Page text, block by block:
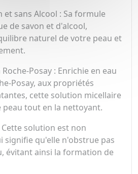
et sans Alcool : Sa formule
de savon et d'alcool,
naturel de votre peau et
Posay : Enrichie en eau
Posay, aux propriétés
cette solution micellaire
tout en la nettoyant.
solution est non
signifie qu'elle n'obstrue pas
évitant ainsi la formation de